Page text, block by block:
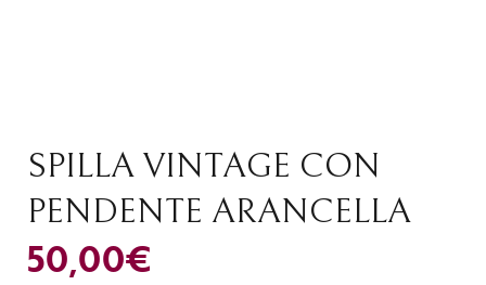
SPILLA VINTAGE CON
PENDENTE ARANCELLA
50,00€